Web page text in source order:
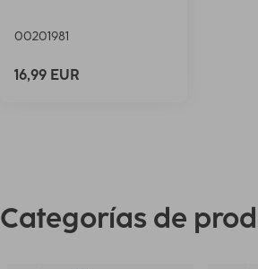
00201981
16,99 EUR
Categorías de